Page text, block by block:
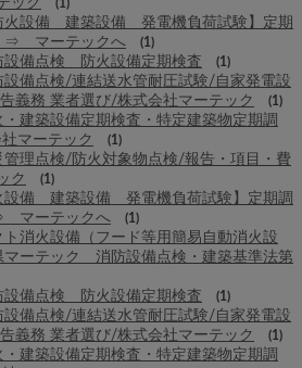
ック
(1)
火設備 建築設備 発電機負荷試験】定期
⇒ マーテックへ
(1)
備点検 防火設備定期検査 (1)
備点検/連結送水管耐圧試験/自家発電設
義務 業者選び/株式会社マーテック
(1)
建築設備定期検査・特定建築物定期調
マーテック
(1)
理点検/防火対象物点検/報告・項目・費
ク
(1)
設備 建築設備 発電機負荷試験】定期調
マーテックへ
(1)
消火設備（フード等用簡易自動消火設
マーテック 消防設備点検・建築基準法第
備点検 防火設備定期検査 (1)
備点検/連結送水管耐圧試験/自家発電設
義務 業者選び/株式会社マーテック
(1)
建築設備定期検査・特定建築物定期調